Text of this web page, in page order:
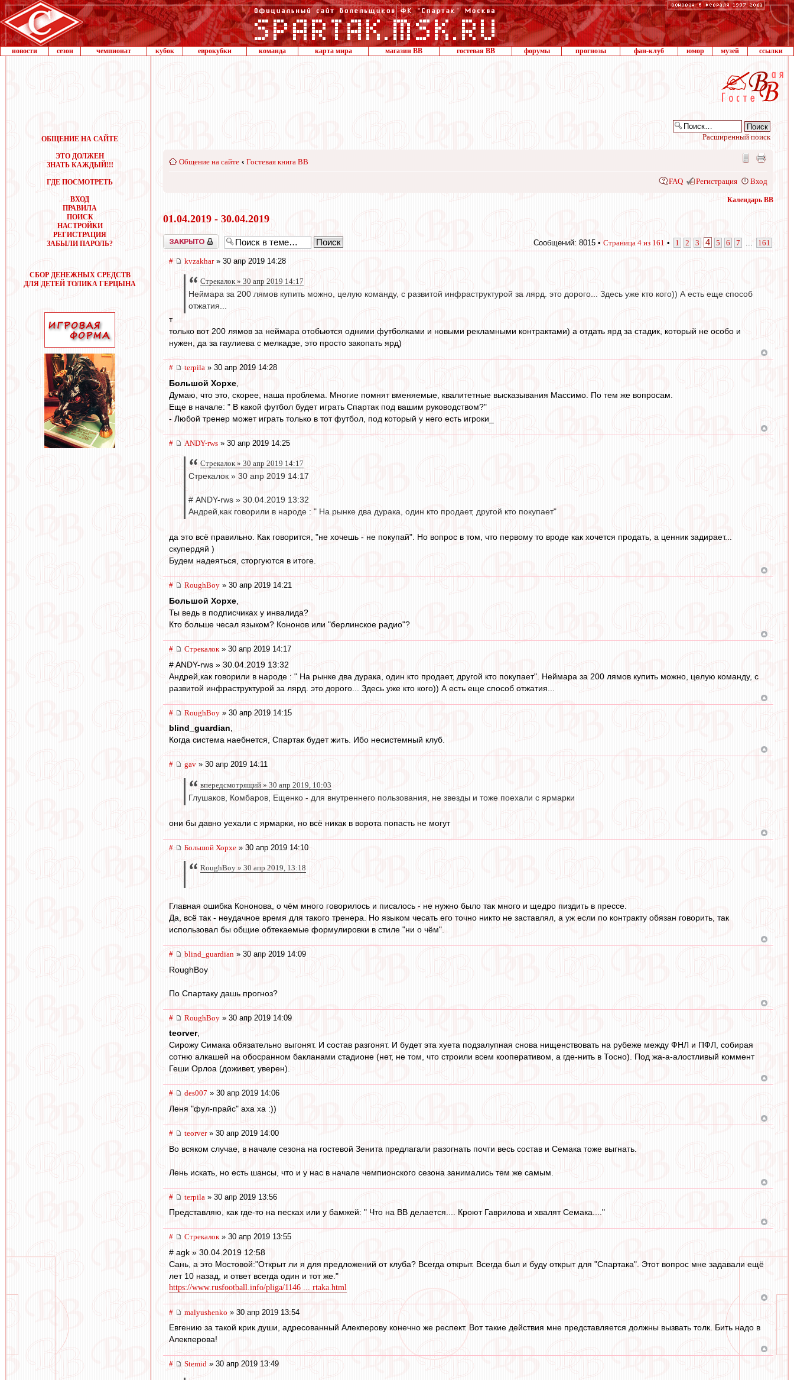
новости сезон чемпионат кубок еврокубки команда карта мира магазин ВВ гостевая ВВ форумы прогнозы фан-клуб юмор музей ссылки
ОБЩЕНИЕ НА САЙТЕ
ЭТО ДОЛЖЕН
ЗНАТЬ КАЖДЫЙ!!!
ГДЕ ПОСМОТРЕТЬ
ВХОД
ПРАВИЛА
ПОИСК
НАСТРОЙКИ
РЕГИСТРАЦИЯ
ЗАБЫЛИ ПАРОЛЬ?
СБОР ДЕНЕЖНЫХ СРЕДСТВ
ДЛЯ ДЕТЕЙ ТОЛИКА ГЕРЦЫНА
Расширенный поиск
Общение на сайте ‹ Гостевая книга ВВ
FAQ Регистрация Вход
Календарь ВВ
01.04.2019 - 30.04.2019
Закрыто Сообщений: 8015 • Страница 4 из 161 • 1 2 3 4 5 6 7 161
# kvzakhar» 30 апр 2019 14:28
Стрекалок » 30 апр 2019 14:17
Неймара за 200 лямов купить можно, целую команду, с развитой инфраструктурой за лярд. это дорого... Здесь уже кто кого)) А есть еще способ
отжатия...
т
только вот 200 лямов за неймара отобьются одними футболками и новыми рекламными контрактами) а отдать ярд за стадик, который не особо и
нужен, да за гаулиева с мелкадзе, это просто закопать ярд)
# terpila » 30 апр 2019 14:28
Большой Хорхе
Думаю, что это, скорее, наша проблема. Многие помнят вменяемые, квалитетные высказывания Массимо. По тем же вопросам.
Еще в начале: " В какой футбол будет играть Спартак под вашим руководством?"
- Любой тренер может играть только в тот футбол, под который у него есть игроки_
# ANDY-rws » 30 апр 2019 14:25
Стрекалок » 30 апр 2019 14:17
Стрекалок » 30 апр 2019 14:17
# ANDY-rws » 30.04.2019 13:32
Андрей,как говорили в народе : " На рынке два дурака, один кто продает, другой кто покупает"
да это всё правильно. Как говорится, "не хочешь - не покупай". Но вопрос в том, что первому то вроде как хочется продать, а ценник задирает...
скупердяй )
Будем надеяться, сторгуются в итоге.
# RoughBoy » 30 апр 2019 14:21
Большой Хорхе
Ты ведь в подписчиках у инвалида?
Кто больше чесал языком? Кононов или "берлинское радио"?
# Стрекалок » 30 апр 2019 14:17
# ANDY-rws » 30.04.2019 13:32
Андрей,как говорили в народе : " На рынке два дурака, один кто продает, другой кто покупает". Неймара за 200 лямов купить можно, целую команду, с
развитой инфраструктурой за лярд. это дорого... Здесь уже кто кого)) А есть еще способ отжатия...
# RoughBoy » 30 апр 2019 14:15
blind_guardian
Когда система наебнется, Спартак будет жить. Ибо несистемный клуб.
# gav » 30 апр 2019 14:11
впередсмотрящий » 30 апр 2019, 10:03
Глушаков, Комбаров, Ещенко - для внутреннего пользования, не звезды и тоже поехали с ярмарки
они бы давно уехали с ярмарки, но всё никак в ворота попасть не могут
# Большой Хорхе » 30 апр 2019 14:10
RoughBoy » 30 апр 2019, 13:18
Главная ошибка Кононова, о чём много говорилось и писалось - не нужно было так много и щедро пиздить в прессе.
Да, всё так - неудачное время для такого тренера. Но языком чесать его точно никто не заставлял, а уж если по контракту обязан говорить, так
использовал бы общие обтекаемые формулировки в стиле "ни о чём".
# blind_guardian » 30 апр 2019 14:09
RoughBoy
По Спартаку дашь прогноз?
# RoughBoy » 30 апр 2019 14:09
teorver,
Сирожу Симака обязательно выгонят. И состав разгонят. И будет эта хуета подзалупная снова нищенствовать на рубеже между ФНЛ и ПФЛ, собирая
сотню алкашей на обосранном бакланами стадионе (нет, не том, что строили всем кооперативом, а где-нить в Тосно). Под жа-а-алостливый коммент
Геши Орлоа (доживет, уверен).
# des007 » 30 апр 2019 14:06
Леня "фул-прайс" аха ха :))
# teorver» 30 апр 2019 14:00
Во всяком случае, в начале сезона на гостевой Зенита предлагали разогнать почти весь состав и Семака тоже выгнать.
Лень искать, но есть шансы, что и у нас в начале чемпионского сезона занимались тем же самым.
# terpila » 30 апр 2019 13:56
Представляю, как где-то на песках или у бамжей: " Что на ВВ делается.... Кроют Гаврилова и хвалят Семака...."
# Стрекалок» 30 апр 2019 13:55
# agk » 30.04.2019 12:58
Сань, а это Мостовой:"Открыт ли я для предложений от клуба? Всегда открыт. Всегда был и буду открыт для "Спартака". Этот вопрос мне задавали ещё
лет 10 назад, и ответ всегда один и тот же."
https://www.rusfootball.info/pliga/1146 ... rtaka.html
# malyushenko » 30 апр 2019 13:54
Евгению за такой крик души, адресованный Алекперову конечно же респект. Вот такие действия мне представляется должны вызвать толк. Бить надо в
Алекперова!
# Stemid » 30 апр 2019 13:49